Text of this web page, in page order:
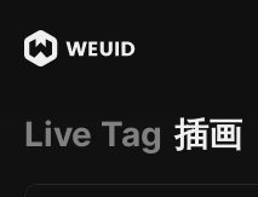
Live Tag 插画